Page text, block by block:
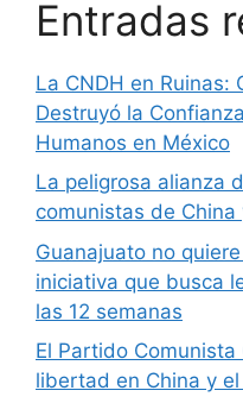
Entradas
La CNDH en Ruinas:
Destruyó la
Humanos en México
La peligrosa alianza
comunistas de
Guanajuato no
iniciativa que busca
las 12 semanas
El Partido
libertad en China y